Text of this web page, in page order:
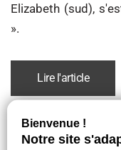
Elizabeth (sud),
».
Lire l'article